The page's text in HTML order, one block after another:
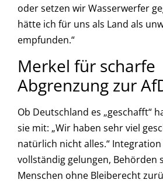
oder setzen wir Wasserwerfer
hätte ich für uns als Land als
empfunden.“
Merkel für scharfe
Abgrenzung zur
Ob Deutschland es „geschafft“
sie mit: „Wir haben sehr viel
natürlich nicht alles.“
vollständig gelungen, Behörden
Menschen ohne Bleiberecht